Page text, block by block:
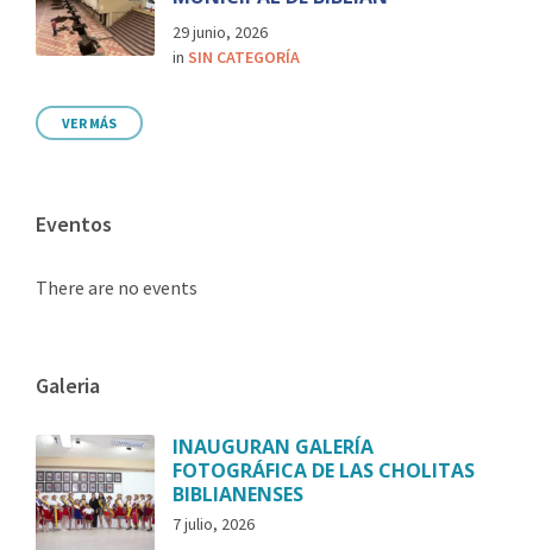
29 junio, 2026
in SIN CATEGORÍA
VER MÁS
Eventos
There are no events
Galeria
INAUGURAN GALERÍA
FOTOGRÁFICA DE LAS CHOLITAS
BIBLIANENSES
7 julio, 2026